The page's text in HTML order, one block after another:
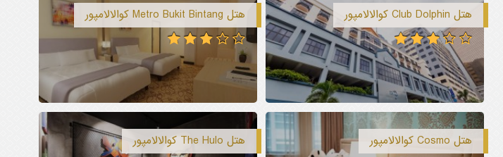
هتل Club Dolphin کوالالامپور هتل Metro Bukit Bintang کوالالامپور
هتل Cosmo کوالالامپور هتل The Hulo کوالالامپور